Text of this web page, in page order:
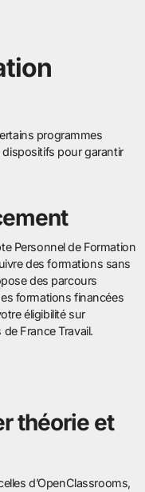
programmes
pour garantir
Personnel de Formation
des formations sans
des parcours
formations financées
éligibilité sur
France Travail.
théorie et
d’OpenClassrooms,